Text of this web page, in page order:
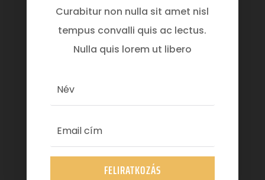
Curabitur non nulla sit amet nisl
tempus convalli quis ac lectus.
Nulla quis lorem ut libero
FELIRATKOZÁS